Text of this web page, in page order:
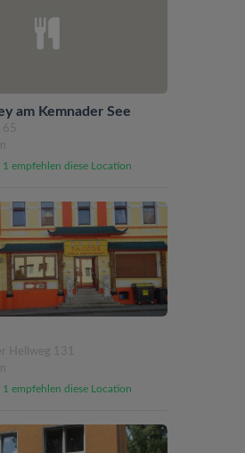
am Kemnader See
65
1 empfehlen diese Location
Hellweg 131
1 empfehlen diese Location